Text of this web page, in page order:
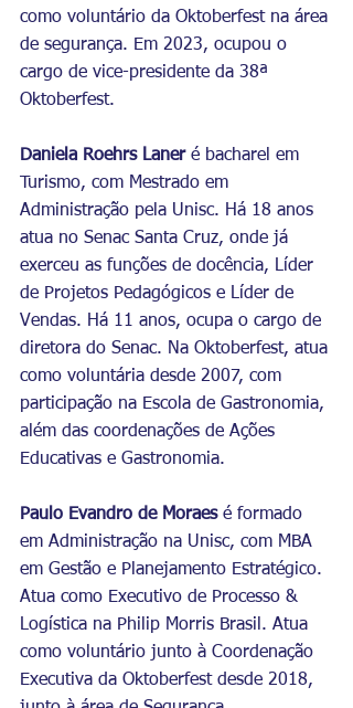
como voluntário da Oktoberfest na área
de segurança. Em 2023, ocupou o
cargo de vice-presidente da 38ª
Oktoberfest.
Daniela Roehrs Laner é bacharel em
Turismo, com Mestrado em
Administração pela Unisc. Há 18 anos
atua no Senac Santa Cruz, onde já
exerceu as funções de docência, Líder
de Projetos Pedagógicos e Líder de
Vendas. Há 11 anos, ocupa o cargo de
diretora do Senac. Na Oktoberfest, atua
como voluntária desde 2007, com
participação na Escola de Gastronomia,
além das coordenações de Ações
Educativas e Gastronomia.
Paulo Evandro de Moraes é formado
em Administração na Unisc, com MBA
em Gestão e Planejamento Estratégico.
Atua como Executivo de Processo &
Logística na Philip Morris Brasil. Atua
como voluntário junto à Coordenação
Executiva da Oktoberfest desde 2018,